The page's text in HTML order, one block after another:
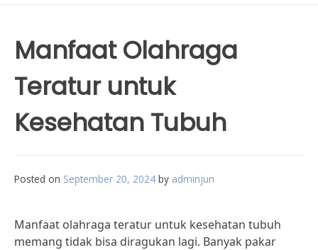
Manfaat Olahraga
Teratur untuk
Kesehatan Tubuh
Posted on September 20, 2024 by adminjun
Manfaat olahraga teratur untuk kesehatan tubuh
memang tidak bisa diragukan lagi. Banyak pakar